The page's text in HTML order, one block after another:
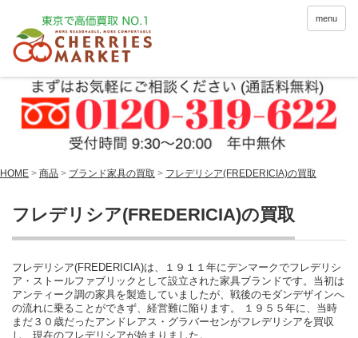
menu
HOME > 商品 > ブランド家具の買取 > フレデリシア(FREDERICIA)の買取
フレデリシア(FREDERICIA)の買取
フレデリシア(FREDERICIA)は、１９１１年にデンマークでフレデリシ
ア・ストールファブリックとして設立された家具ブランドです。当初は
アンティーク調の家具を製造していましたが、戦後のモダンデザインへ
の流れに乗ることができず、経営難に陥ります。 １９５５年に、当時
まだ３０歳だったアンドレアス・グラバーセンがフレデリシアを買収
し、現在のフレデリシアが始まりました。